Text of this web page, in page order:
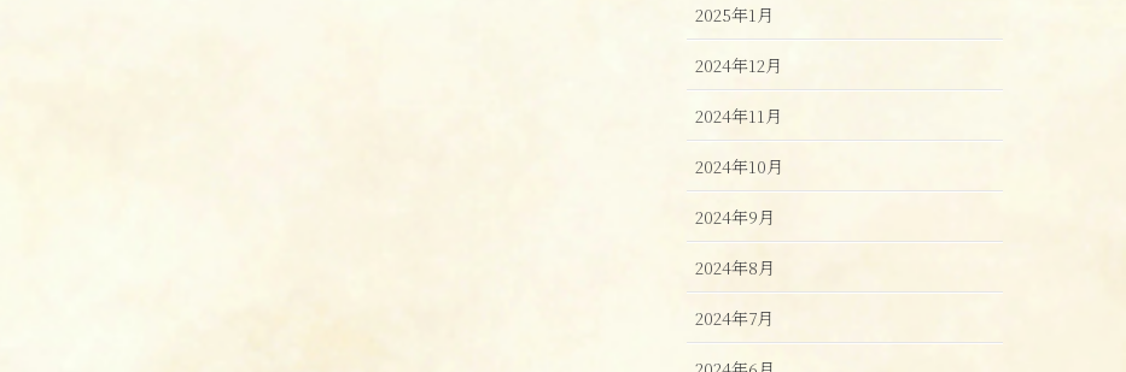
2025年1月
2024年12月
2024年11月
2024年10月
2024年9月
2024年8月
2024年7月